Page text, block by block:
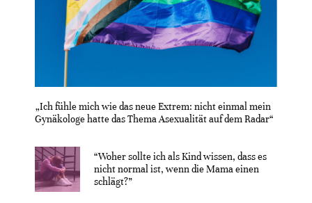
„Ich fühle mich wie das neue Extrem: nicht einmal mein
Gynäkologe hatte das Thema Asexualität auf dem Radar“
“Woher sollte ich als Kind wissen, dass es
nicht normal ist, wenn die Mama einen
schlägt?”